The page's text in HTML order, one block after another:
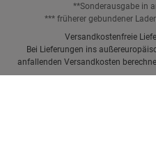
**Sonderausgabe in
*** früherer gebundener
Versandkostenfreie
Bei Lieferungen ins
anfallenden Versandkosten